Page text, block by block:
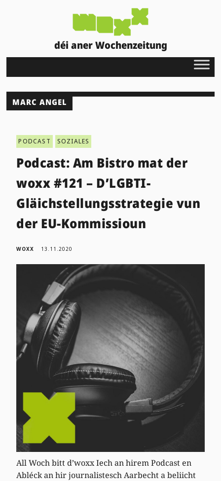
déi aner Wochenzeitung
MARC ANGEL
PODCAST SOZIALES
Podcast: Am Bistro mat der
woxx #121 – D’LGBTI-
Gläichstellungsstrategie vun
der EU-Kommissioun
WOXX 13.11.2020
All Woch bitt d’woxx Iech an hirem Podcast en
Abléck an hir journalistesch Aarbecht a beliicht